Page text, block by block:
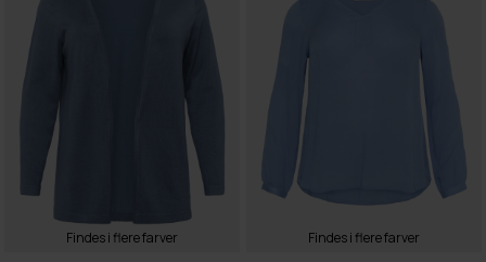
Findes i flere farver Findes i flere farver